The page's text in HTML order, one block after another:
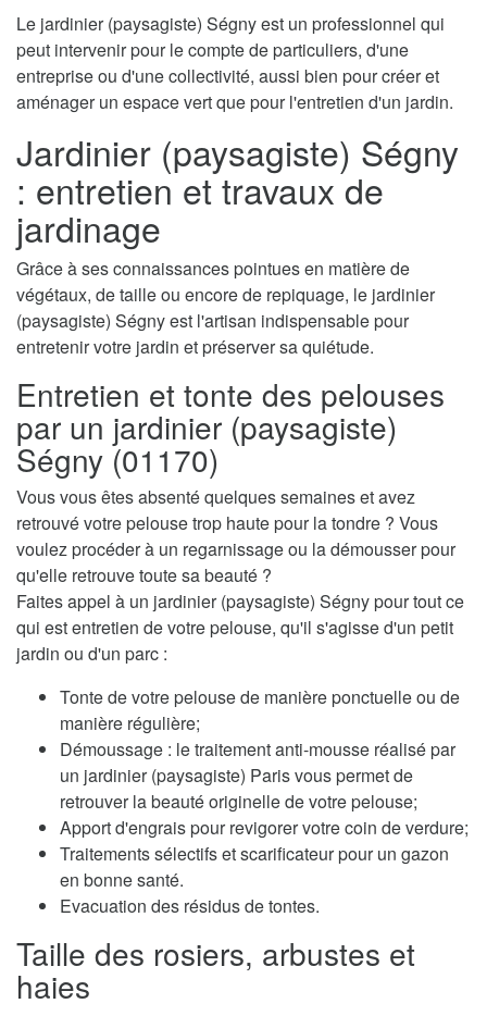
Le jardinier (paysagiste) Ségny est un professionnel qui
peut intervenir pour le compte de particuliers, d'une
entreprise ou d'une collectivité, aussi bien pour créer et
aménager un espace vert que pour l'entretien d'un jardin.
Jardinier (paysagiste) Ségny
: entretien et travaux de
jardinage
Grâce à ses connaissances pointues en matière de
végétaux, de taille ou encore de repiquage, le jardinier
(paysagiste) Ségny est l'artisan indispensable pour
entretenir votre jardin et préserver sa quiétude.
Entretien et tonte des pelouses
par un jardinier (paysagiste)
Ségny (01170)
Vous vous êtes absenté quelques semaines et avez
retrouvé votre pelouse trop haute pour la tondre ? Vous
voulez procéder à un regarnissage ou la démousser pour
qu'elle retrouve toute sa beauté ?
Faites appel à un jardinier (paysagiste) Ségny pour tout ce
qui est entretien de votre pelouse, qu'il s'agisse d'un petit
jardin ou d'un parc :
Tonte de votre pelouse de manière ponctuelle ou de
manière régulière;
Démoussage : le traitement anti-mousse réalisé par
un jardinier (paysagiste) Paris vous permet de
retrouver la beauté originelle de votre pelouse;
Apport d'engrais pour revigorer votre coin de verdure;
Traitements sélectifs et scarificateur pour un gazon
en bonne santé.
Evacuation des résidus de tontes.
Taille des rosiers, arbustes et
haies